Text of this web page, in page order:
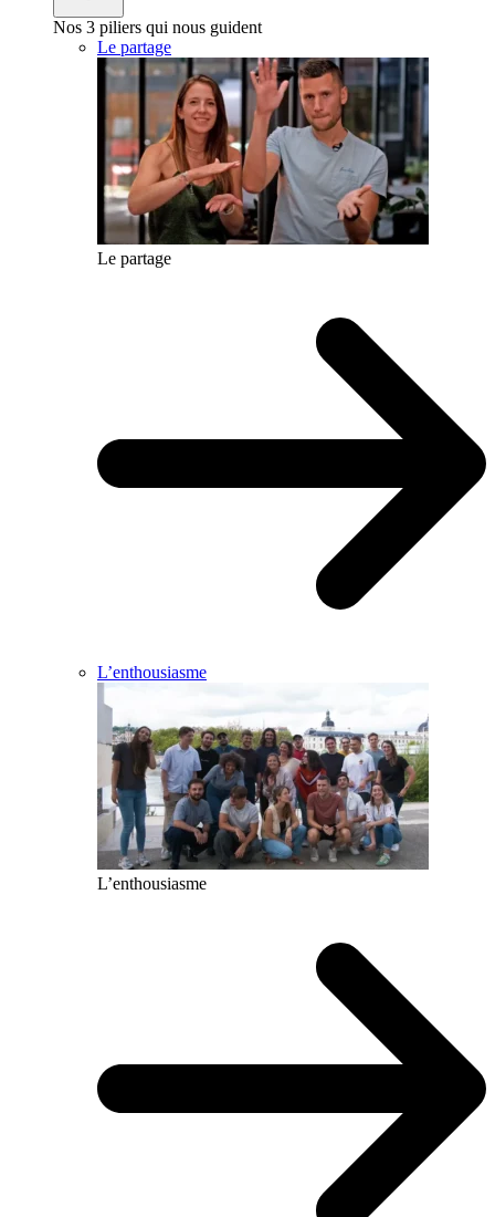
Nos 3 piliers qui nous guident
Le partage
Le partage
L’enthousiasme
L’enthousiasme